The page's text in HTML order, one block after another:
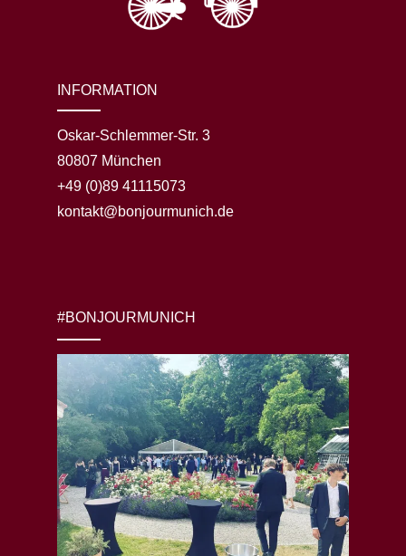
INFORMATION
Oskar-Schlemmer-Str. 3
80807 München
+49 (0)89 41115073
kontakt@bonjourmunich.de
#BONJOURMUNICH